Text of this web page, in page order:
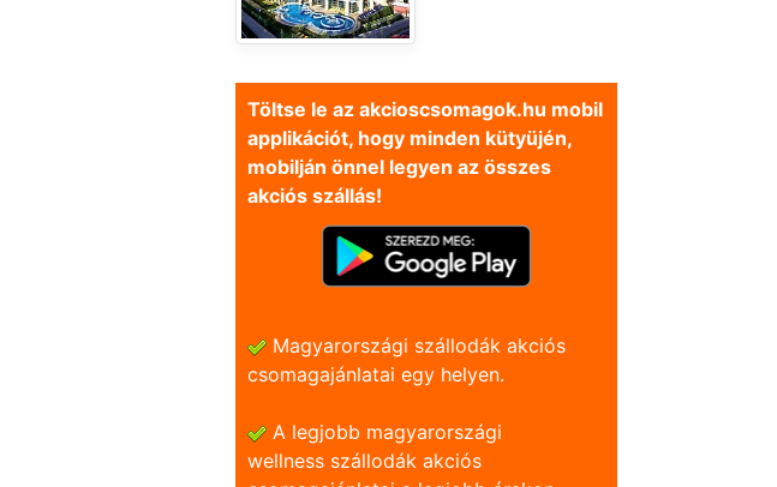
Töltse le az akcioscsomagok.hu mobil
applikációt, hogy minden kütyüjén,
mobilján önnel legyen az összes
akciós szállás!
Magyarországi szállodák akciós
csomagajánlatai egy helyen.
A legjobb magyarországi
wellness szállodák akciós